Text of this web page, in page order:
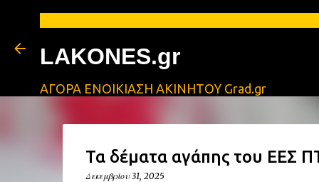
LAKONES.gr
ΑΓΟΡΑ ΕΝΟΙΚΙΑΣΗ ΑΚΙΝΗΤΟΥ Grad.gr
Τα δέματα αγάπης του ΕΕΣ
Δεκεμβρίου 31, 2025